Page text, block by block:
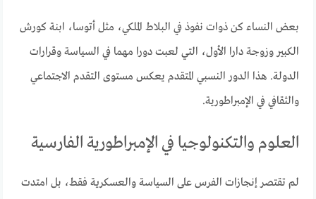
بعض النساء كن ذوات نفوذ في البلاط الملكي، مثل أتوسا، ابنة كورش
الكبير وزوجة دارا الأول، التي لعبت دورا مهما في السياسة وقرارات
الدولة. هذا الدور النسبي المتقدم يعكس مستوى التقدم الاجتماعي
والثقافي في الإمبراطورية.
العلوم والتكنولوجيا في الإمبراطورية الفارسية
لم تقتصر إنجازات الفرس على السياسة والعسكرية فقط، بل امتدت